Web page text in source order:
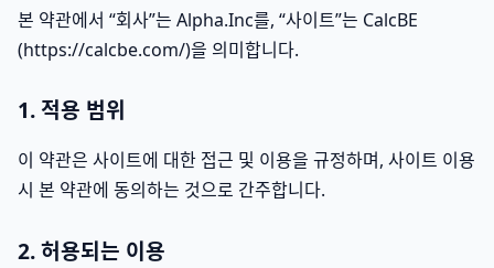
본 약관에서 “회사”는 Alpha.Inc를, “사이트”는 CalcBE
(https://calcbe.com/)을 의미합니다.
1. 적용 범위
이 약관은 사이트에 대한 접근 및 이용을 규정하며, 사이트 이용
시 본 약관에 동의하는 것으로 간주합니다.
2. 허용되는 이용